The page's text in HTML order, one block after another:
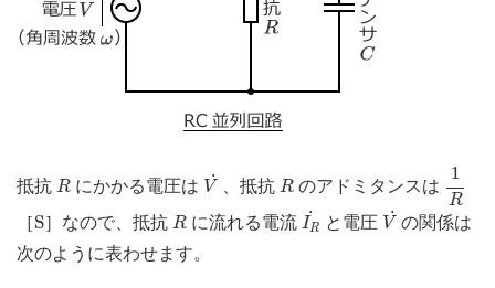
抵抗 R
R にかかる電圧は ˙
V
V˙
、抵抗 R
R のアドミタンスは
1
R
1R
［S
S］なので、抵抗 R
R に流れる電流 ˙
IR
IR
と電圧 ˙
V
V˙
の関係は
次のように表わせます。